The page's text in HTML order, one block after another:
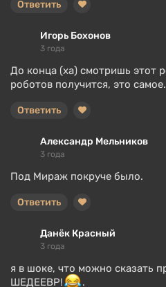
Ответить
Игорь Бохонов
3 года
До конца (ха) смотришь этот
роботов получится, это
Ответить
Александр Мельников
3 года
Под Мираж покруче было.
Ответить
Данёк Красный
3 года
я в шоке, что можно сказать
ШЕДЕЕВР!
.